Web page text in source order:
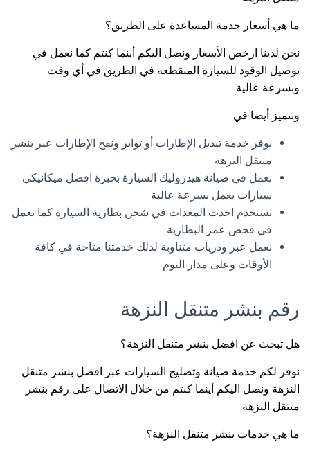
ما هي أسعار خدمة المساعدة على الطريق؟
نحن لدينا ارخص الأسعار ونصل اليكم أينما كنتم كما نعمل في
توصيل الوقود للسيارة المنقطعة في الطريق في أي وقت
وبسرعة عالية
ونتميز أيضا في:
نوفر خدمة تبديل الإطارات أو تواير ونفخ الإطارات عبر بنشر
متنقل النزهة
نعمل في صيانة هيدروليك السيارة بخبرة افضل ميكانيكي
سيارات يعمل بسرعة عالية
نستخدم احدث المعدات في شحن بطارية السيارة كما نعمل
في فحص عمر البطارية
نعمل عبر ودريات متناوبة لذلك خدمتنا متاحة في كافة
الأوقات وعلى مدار اليوم
رقم بنشر متنقل النزهة
هل تبحث عن افضل بنشر متنقل النزهة؟
نوفر لكم خدمة صيانة وتصليح السيارات عبر افضل بنشر متنقل
النزهة ونصل اليكم أينما كنتم من خلال الاتصال على رقم بنشر
متنقل النزهة
ما هي خدمات بنشر متنقل النزهة؟